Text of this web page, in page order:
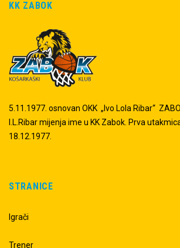
KK ZABOK
5.11.1977. osnovan OKK „Ivo Lola Ribar“
I.L.Ribar mijenja ime u KK Zabok. Prva
18.12.1977.
STRANICE
Igrači
Trener